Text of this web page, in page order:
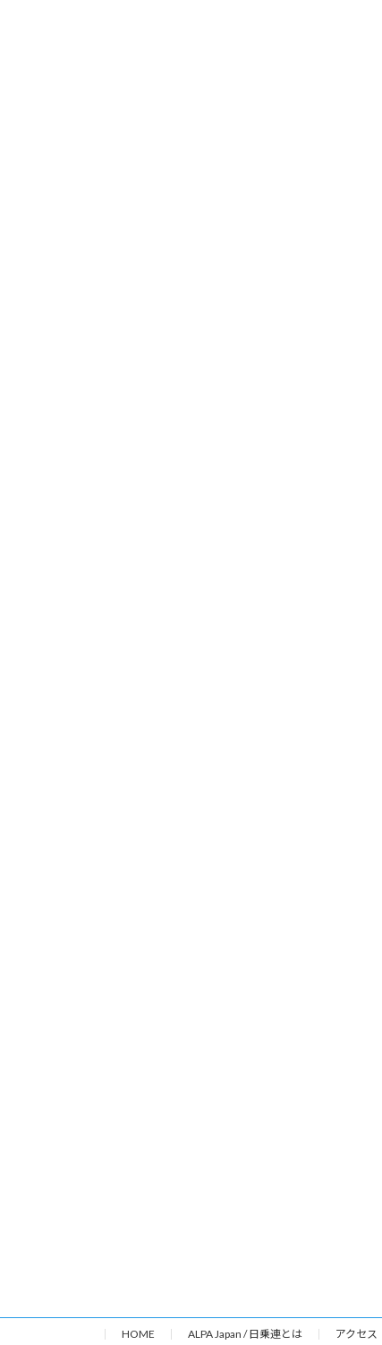
HOME ALPA Japan / 日乗連とは アクセス